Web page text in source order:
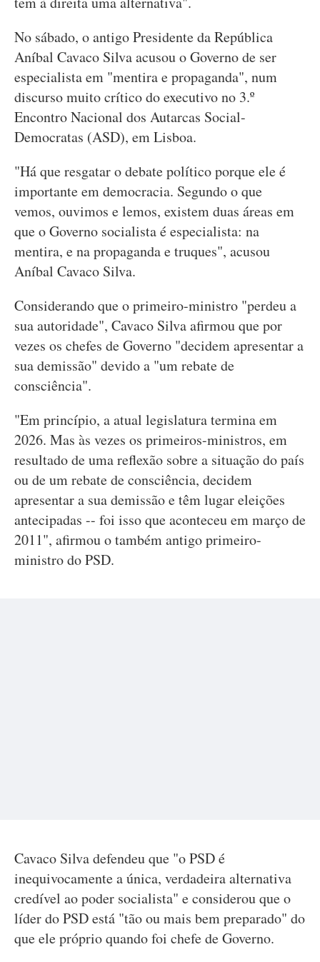
No sábado, o antigo Presidente da República
Aníbal Cavaco Silva acusou o Governo de ser
especialista em "mentira e propaganda", num
discurso muito crítico do executivo no 3.º
Encontro Nacional dos Autarcas Social-
Democratas (ASD), em Lisboa.
"Há que resgatar o debate político porque ele é
importante em democracia. Segundo o que
vemos, ouvimos e lemos, existem duas áreas em
que o Governo socialista é especialista: na
mentira, e na propaganda e truques", acusou
Aníbal Cavaco Silva.
Considerando que o primeiro-ministro "perdeu a
sua autoridade", Cavaco Silva afirmou que por
vezes os chefes de Governo "decidem apresentar a
sua demissão" devido a "um rebate de
consciência".
"Em princípio, a atual legislatura termina em
2026. Mas às vezes os primeiros-ministros, em
resultado de uma reflexão sobre a situação do país
ou de um rebate de consciência, decidem
apresentar a sua demissão e têm lugar eleições
antecipadas -- foi isso que aconteceu em março de
2011", afirmou o também antigo primeiro-
ministro do PSD.
Cavaco Silva defendeu que "o PSD é
inequivocamente a única, verdadeira alternativa
credível ao poder socialista" e considerou que o
líder do PSD está "tão ou mais bem preparado" do
que ele próprio quando foi chefe de Governo.